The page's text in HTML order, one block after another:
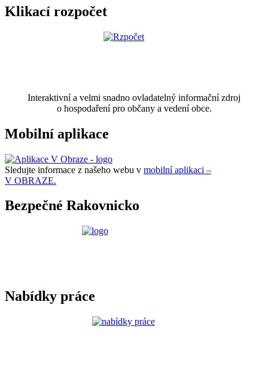
Klikací rozpočet
Interaktivní a velmi snadno ovladatelný informační zdroj
o hospodaření pro občany a vedení obce.
Mobilní aplikace
Sledujte informace z našeho webu v mobilní aplikaci –
V OBRAZE.
Bezpečné Rakovnicko
Nabídky práce